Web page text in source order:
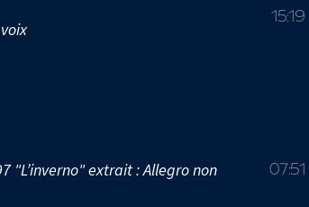
15:19
"L’inverno" extrait : Allegro non
07:51